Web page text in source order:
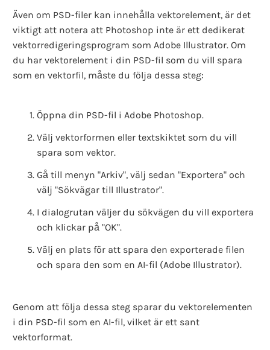
Även om PSD-filer kan innehålla vektorelement, är det
viktigt att notera att Photoshop inte är ett dedikerat
vektorredigeringsprogram som Adobe Illustrator. Om
du har vektorelement i din PSD-fil som du vill spara
som en vektorfil, måste du följa dessa steg:
Öppna din PSD-fil i Adobe Photoshop.
Välj vektorformen eller textskiktet som du vill
spara som vektor.
Gå till menyn "Arkiv", välj sedan "Exportera" och
välj "Sökvägar till Illustrator".
I dialogrutan väljer du sökvägen du vill exportera
och klickar på "OK".
Välj en plats för att spara den exporterade filen
och spara den som en AI-fil (Adobe Illustrator).
Genom att följa dessa steg sparar du vektorelementen
i din PSD-fil som en AI-fil, vilket är ett sant
vektorformat.